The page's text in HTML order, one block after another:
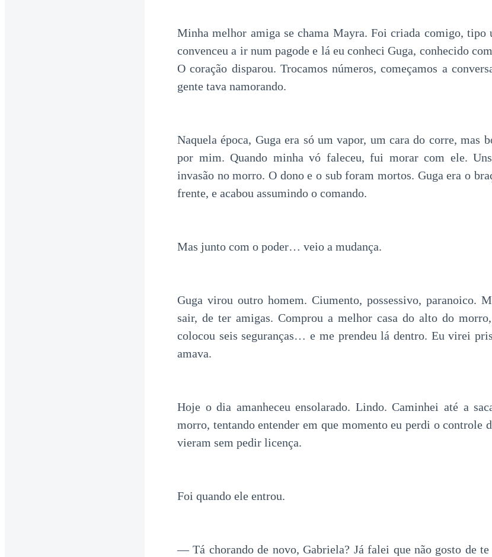
Minha melhor amiga se chama Mayra. Foi criada comigo,
convenceu a ir num pagode e lá eu conheci Guga, conhecido
O coração disparou. Trocamos números, começamos a
gente tava namorando.
Naquela época, Guga era só um vapor, um cara do corre, mas
por mim. Quando minha vó faleceu, fui morar com ele.
invasão no morro. O dono e o sub foram mortos. Guga era o
frente, e acabou assumindo o comando.
Mas junto com o poder… veio a mudança.
Guga virou outro homem. Ciumento, possessivo, paranoico.
sair, de ter amigas. Comprou a melhor casa do alto do
colocou seis seguranças… e me prendeu lá dentro. Eu virei
amava.
Hoje o dia amanheceu ensolarado. Lindo. Caminhei até a
morro, tentando entender em que momento eu perdi o controle
vieram sem pedir licença.
Foi quando ele entrou.
— Tá chorando de novo, Gabriela? Já falei que não gosto de